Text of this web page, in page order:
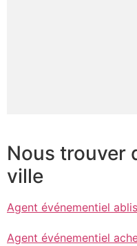
Nous trouver
ville
Agent événementiel ablis
Agent événementiel